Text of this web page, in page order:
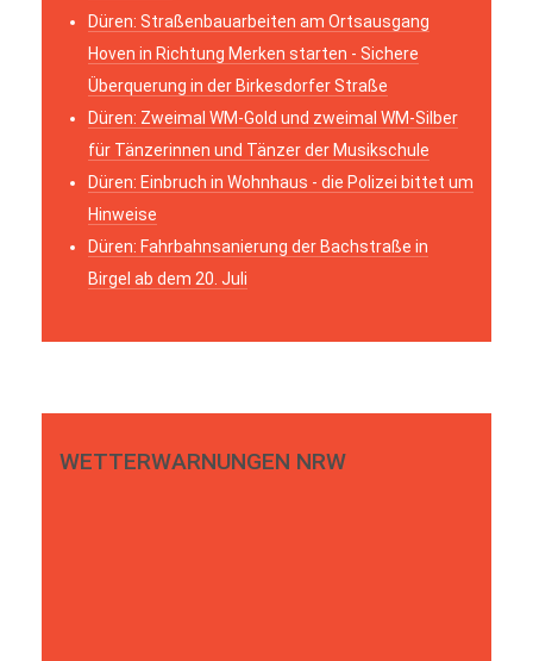
Düren: Straßenbauarbeiten am Ortsausgang
Hoven in Richtung Merken starten - Sichere
Überquerung in der Birkesdorfer Straße
Düren: Zweimal WM-Gold und zweimal WM-Silber
für Tänzerinnen und Tänzer der Musikschule
Düren: Einbruch in Wohnhaus - die Polizei bittet um
Hinweise
Düren: Fahrbahnsanierung der Bachstraße in
Birgel ab dem 20. Juli
WETTERWARNUNGEN NRW